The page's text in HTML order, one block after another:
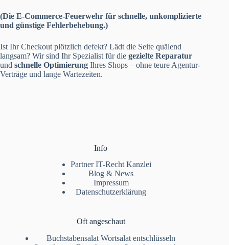
(Die E-Commerce-Feuerwehr für schnelle, unkomplizierte
und günstige Fehlerbehebung.)
Ist Ihr Checkout plötzlich defekt? Lädt die Seite quälend
langsam? Wir sind Ihr Spezialist für die gezielte Reparatur
und schnelle Optimierung Ihres Shops – ohne teure Agentur-
Verträge und lange Wartezeiten.
Info
Partner IT-Recht Kanzlei
Blog & News
Impressum
Datenschutzerklärung
Oft angeschaut
Buchstabensalat Wortsalat entschlüsseln